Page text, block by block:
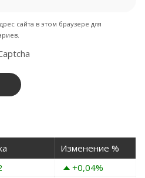
сайта в этом браузере для
Изменение %
+0,04%